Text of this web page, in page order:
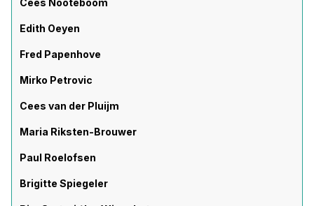
Cees Nooteboom
Edith Oeyen
Fred Papenhove
Mirko Petrovic
Cees van der Pluijm
Maria Riksten-Brouwer
Paul Roelofsen
Brigitte Spiegeler